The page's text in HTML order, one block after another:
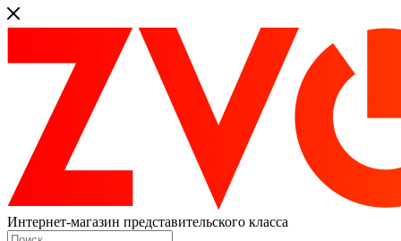
Интернет-магазин представительского класса